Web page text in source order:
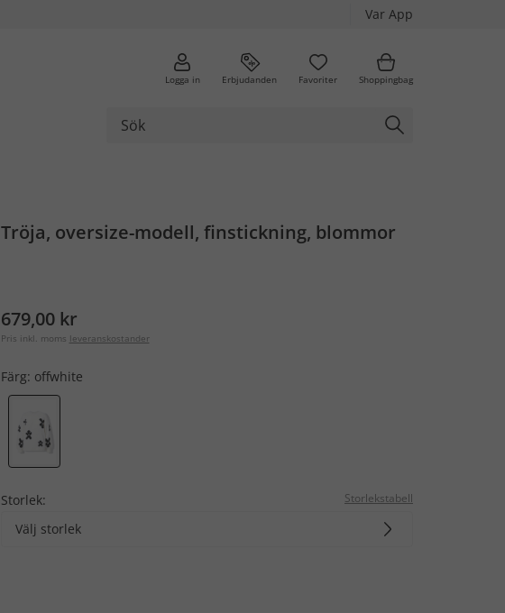
Var App
Logga in Erbjudanden Favoriter Shoppingbag
Tröja, oversize-modell, finstickning, blommor
679,00 kr
Pris inkl. moms leveranskostander
Färg: offwhite
Storlek: Storlekstabell
Välj storlek